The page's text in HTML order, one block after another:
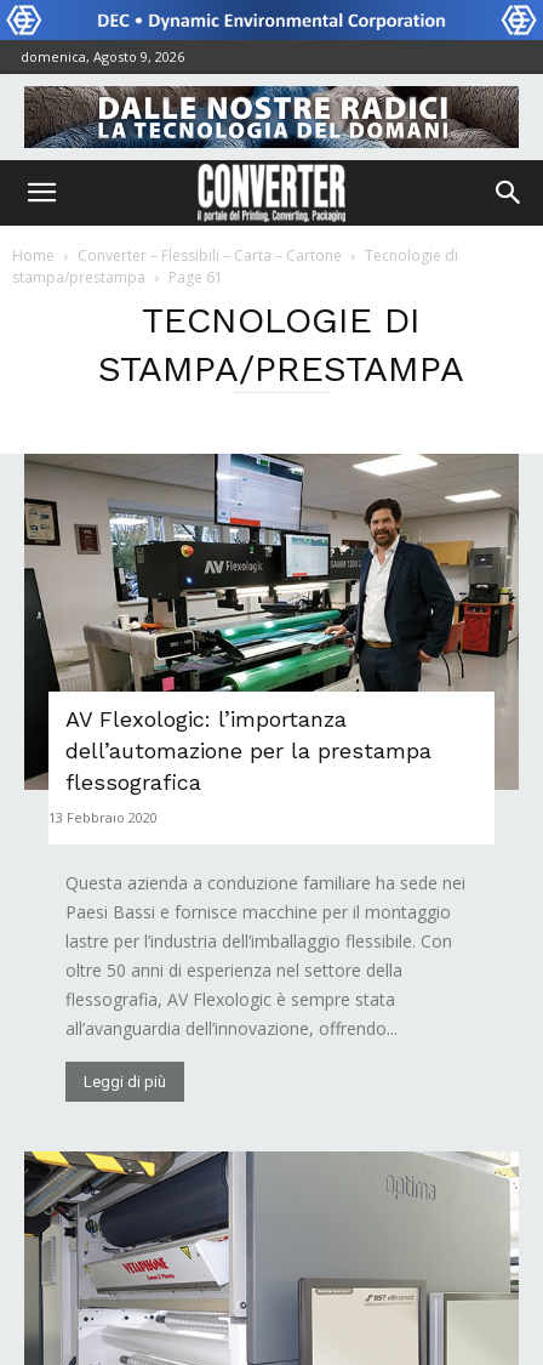
domenica, Agosto 9, 2026
Home Converter – Flessibili – Carta – Cartone
Tecnologie di
stampa/prestampa
Page 61
TECNOLOGIE DI
STAMPA/PRESTAMPA
AV Flexologic: l’importanza
dell’automazione per la prestampa
flessografica
13 Febbraio 2020
Questa azienda a conduzione familiare ha sede nei
Paesi Bassi e fornisce macchine per il montaggio
lastre per l’industria dell’imballaggio flessibile. Con
oltre 50 anni di esperienza nel settore della
flessografia, AV Flexologic è sempre stata
all’avanguardia dell’innovazione, offrendo...
Leggi di più